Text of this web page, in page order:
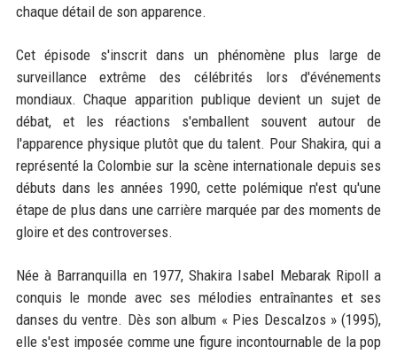
chaque détail de son apparence.
Cet épisode s'inscrit dans un phénomène plus large de
surveillance extrême des célébrités lors d'événements
mondiaux. Chaque apparition publique devient un sujet de
débat, et les réactions s'emballent souvent autour de
l'apparence physique plutôt que du talent. Pour Shakira, qui a
représenté la Colombie sur la scène internationale depuis ses
débuts dans les années 1990, cette polémique n'est qu'une
étape de plus dans une carrière marquée par des moments de
gloire et des controverses.
Née à Barranquilla en 1977, Shakira Isabel Mebarak Ripoll a
conquis le monde avec ses mélodies entraînantes et ses
danses du ventre. Dès son album « Pies Descalzos » (1995),
elle s'est imposée comme une figure incontournable de la pop